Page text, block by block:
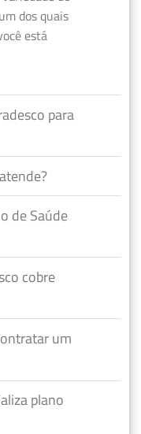
dos quais
está
para
de Saúde
cobre
um
plano